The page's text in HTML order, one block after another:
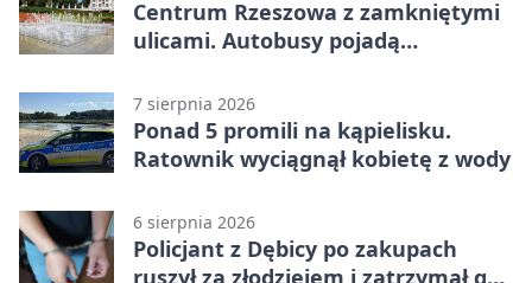
Centrum Rzeszowa z zamkniętymi
ulicami. Autobusy pojadą
7 sierpnia 2026
Ponad 5 promili na kąpielisku.
Ratownik wyciągnął kobietę z wody
6 sierpnia 2026
Policjant z Dębicy po zakupach